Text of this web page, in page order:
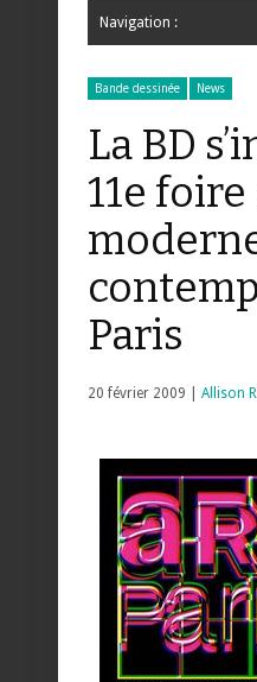
Navigation :
Bande dessinée News
La BD
11e foire
Paris
20 février 2009 | Allison